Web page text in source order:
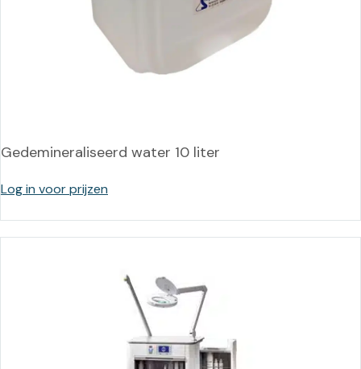
Gedemineraliseerd water 10 liter
Log in voor prijzen